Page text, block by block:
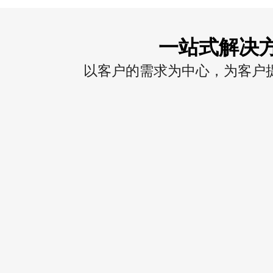
一站式解决
以客户的需求为中心，为客户